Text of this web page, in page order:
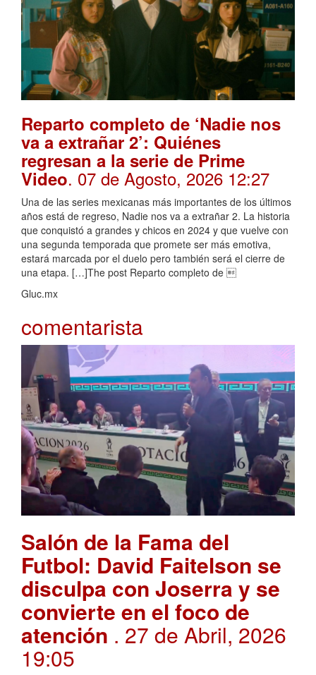
Reparto completo de ‘Nadie nos
va a extrañar 2’: Quiénes
regresan a la serie de Prime
Video. 07 de Agosto, 2026 12:27
Una de las series mexicanas más importantes de los últimos
años está de regreso, Nadie nos va a extrañar 2. La historia
que conquistó a grandes y chicos en 2024 y que vuelve con
una segunda temporada que promete ser más emotiva,
estará marcada por el duelo pero también será el cierre de
una etapa. […]The post Reparto completo de 
Gluc.mx
comentarista
Salón de la Fama del
Futbol: David Faitelson se
disculpa con Joserra y se
convierte en el foco de
atención . 27 de Abril, 2026
19:05